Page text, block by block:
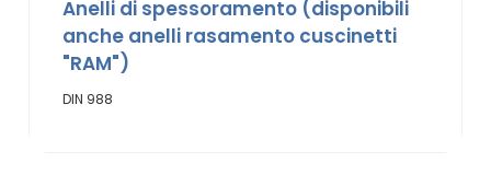
Anelli di spessoramento (disponibili
anche anelli rasamento cuscinetti
"RAM")
DIN 988